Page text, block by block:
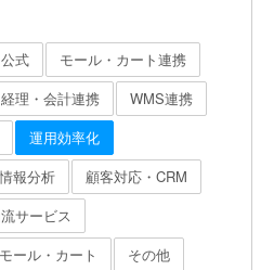
公式
モール・カート連携
経理・会計連携
WMS連携
運用効率化
情報分析
顧客対応・CRM
サービス
モール・カート その他